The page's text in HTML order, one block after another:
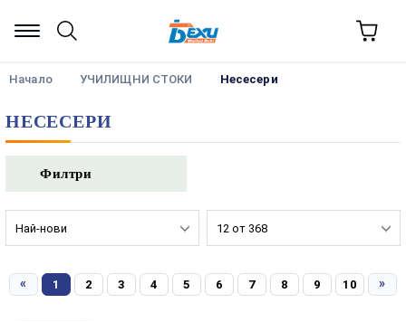
Начало УЧИЛИЩНИ СТОКИ Несесери
НЕСЕСЕРИ
Филтри
« 1 2 3 4 5 6 7 8 9 10 »